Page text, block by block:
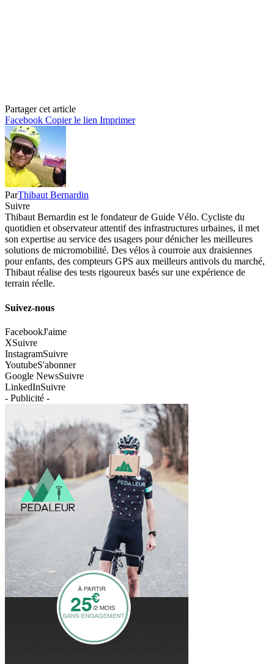
Partager cet article
Facebook Copier le lien Imprimer
ParThibaut Bernardin
Suivre
Thibaut Bernardin est le fondateur de Guide Vélo. Cycliste du
quotidien et observateur attentif des infrastructures urbaines, il met
son expertise au service des usagers pour dénicher les meilleures
solutions de micromobilité. Des vélos à courroie aux draisiennes
pour enfants, des compteurs GPS aux meilleurs antivols du marché,
Thibaut réalise des tests rigoureux basés sur une expérience de
terrain réelle.
Suivez-nous
FacebookJ'aime
XSuivre
InstagramSuivre
YoutubeS'abonner
Google NewsSuivre
LinkedInSuivre
- Publicité -